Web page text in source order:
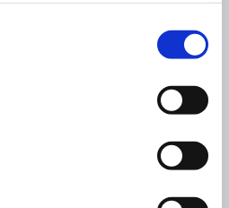
Bebaute
Bebaute